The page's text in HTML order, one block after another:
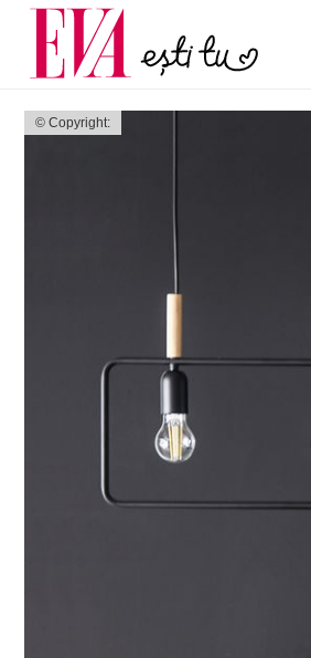
© Copyright:
Carieră
Actualitate